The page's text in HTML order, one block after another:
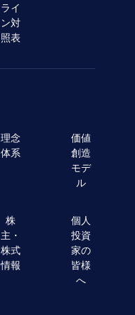
ライ
ン対
照表
理念
体系
価値
創造
モデ
ル
株
主・
株式
情報
個人
投資
家の
皆様
へ